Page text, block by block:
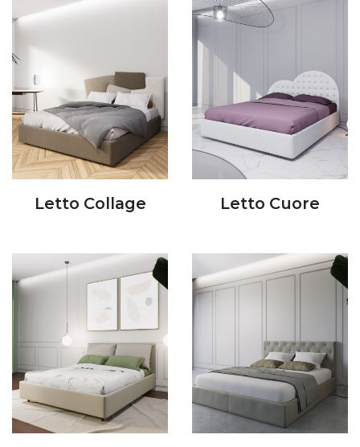
Letto Collage Letto Cuore